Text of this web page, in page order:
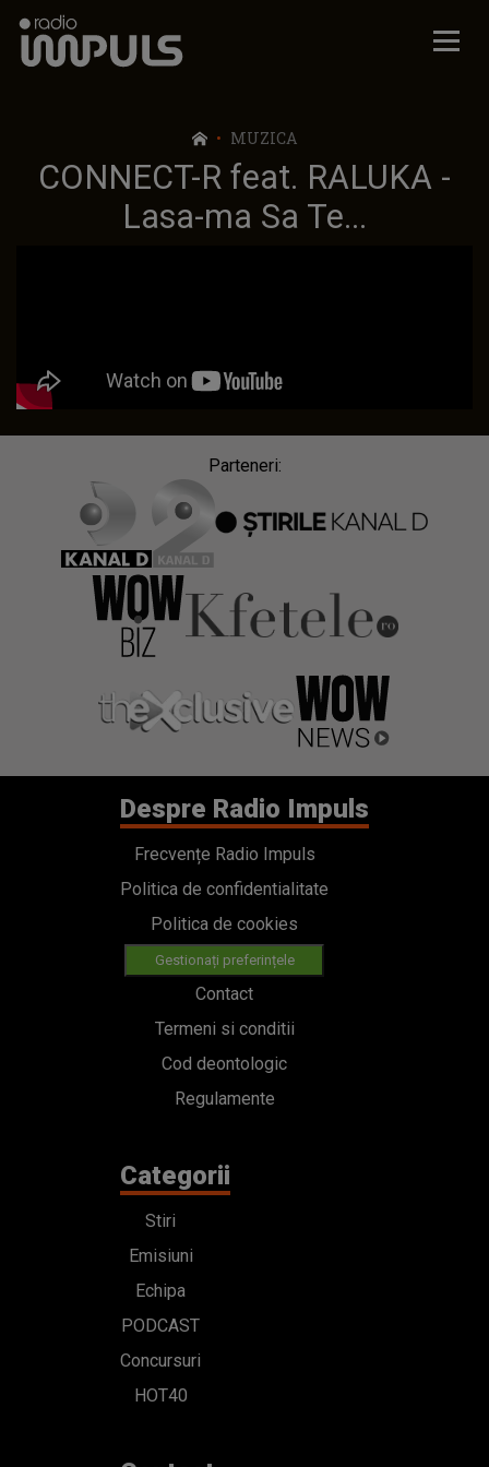
Radio Impuls
MUZICA
CONNECT-R feat. RALUKA -
Lasa-ma Sa Te...
Parteneri:
Despre Radio Impuls
Frecvențe Radio Impuls
Politica de confidentialitate
Politica de cookies
Gestionați preferințele
Contact
Termeni si conditii
Cod deontologic
Regulamente
Categorii
Stiri
Emisiuni
Echipa
PODCAST
Concursuri
HOT40